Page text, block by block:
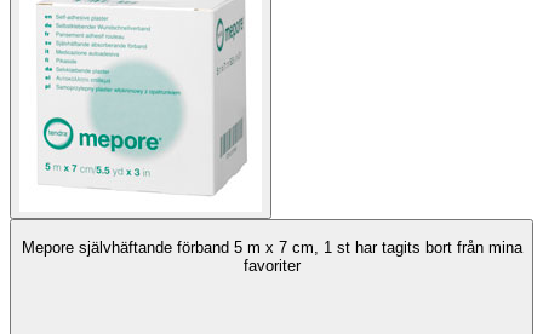
Mepore självhäftande förband 5 m x 7 cm, 1 st har tagits bort från mina
favoriter